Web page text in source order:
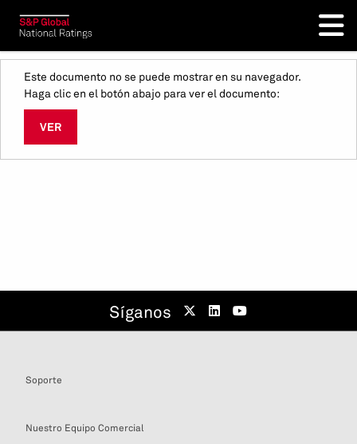
Este documento no se puede mostrar en su navegador.
Haga clic en el botón abajo para ver el documento:
VER
Síganos
Soporte
Nuestro Equipo Comercial